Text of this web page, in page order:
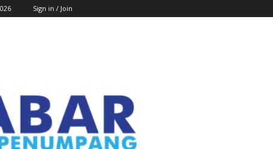
Sign in / Join